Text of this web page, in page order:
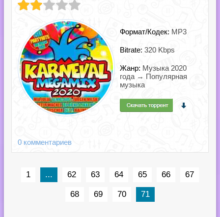
Формат/Кодек: MP3
Bitrate: 320 Kbps
Жанр: Музыка 2020
года → Популярная
музыка
0 комментариев
1 ... 62 63 64 65 66 67
68 69 70 71